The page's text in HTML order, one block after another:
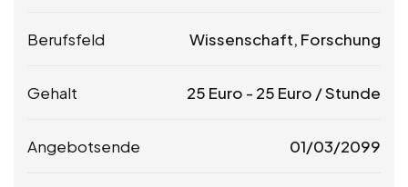
Berufsfeld Wissenschaft, Forschung
Gehalt 25 Euro - 25 Euro / Stunde
Angebotsende 01/03/2099